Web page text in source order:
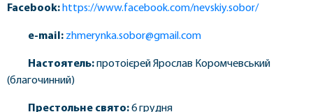
Facebook: https://www.facebook.com/nevskiy.sobor/
e-mail: zhmerynka.sobor@gmail.com
Настоятель:протоієрей Ярослав Коромчевський
(благочинний)
Престольне свято:6 грудня